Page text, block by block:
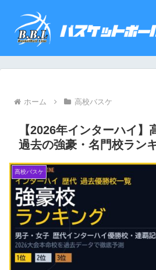
ホーム 高校バスケ
【2026年インターハイ
過去の強豪・名門校ラン
高校バスケ